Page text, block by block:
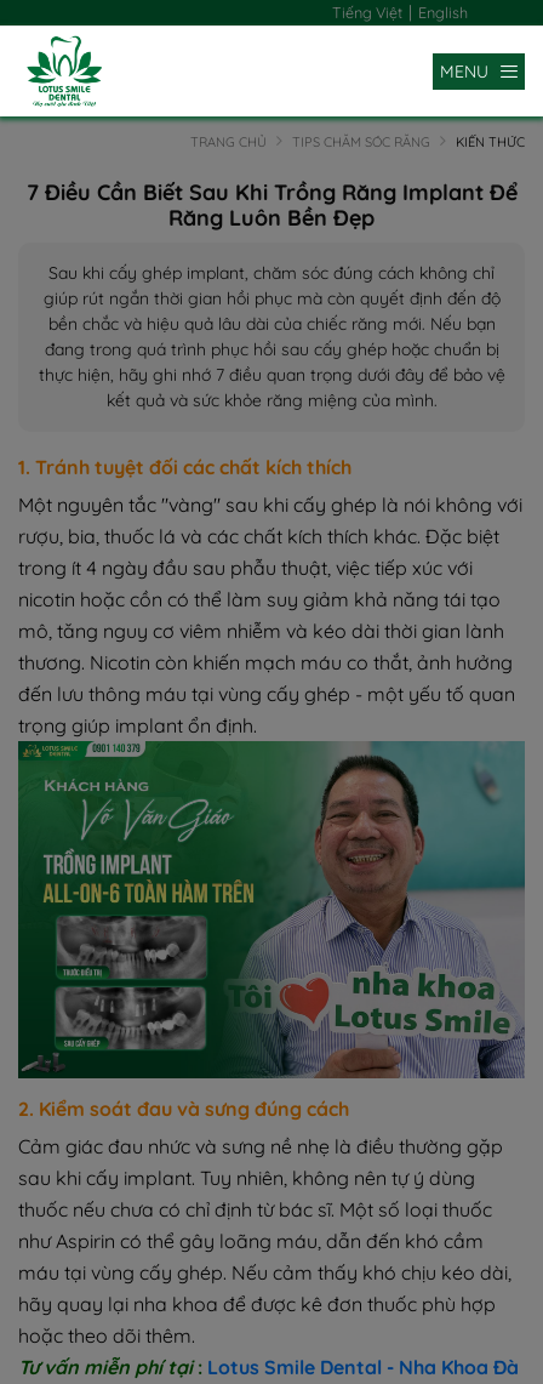
Tiếng Việt | English
MENU
TRANG CHỦ TIPS CHĂM SÓC RĂNG KIẾN THỨC
7 Điều Cần Biết Sau Khi Trồng Răng Implant Để
Răng Luôn Bền Đẹp
Sau khi cấy ghép implant, chăm sóc đúng cách không chỉ
giúp rút ngắn thời gian hồi phục mà còn quyết định đến độ
bền chắc và hiệu quả lâu dài của chiếc răng mới. Nếu bạn
đang trong quá trình phục hồi sau cấy ghép hoặc chuẩn bị
thực hiện, hãy ghi nhớ 7 điều quan trọng dưới đây để bảo vệ
kết quả và sức khỏe răng miệng của mình.
1. Tránh tuyệt đối các chất kích thích
Một nguyên tắc "vàng" sau khi cấy ghép là nói không với
rượu, bia, thuốc lá và các chất kích thích khác. Đặc biệt
trong ít 4 ngày đầu sau phẫu thuật, việc tiếp xúc với
nicotin hoặc cồn có thể làm suy giảm khả năng tái tạo
mô, tăng nguy cơ viêm nhiễm và kéo dài thời gian lành
thương. Nicotin còn khiến mạch máu co thắt, ảnh hưởng
đến lưu thông máu tại vùng cấy ghép - một yếu tố quan
trọng giúp implant ổn định.
2. Kiểm soát đau và sưng đúng cách
Cảm giác đau nhức và sưng nề nhẹ là điều thường gặp
sau khi cấy implant. Tuy nhiên, không nên tự ý dùng
thuốc nếu chưa có chỉ định từ bác sĩ. Một số loại thuốc
như Aspirin có thể gây loãng máu, dẫn đến khó cầm
máu tại vùng cấy ghép. Nếu cảm thấy khó chịu kéo dài,
hãy quay lại nha khoa để được kê đơn thuốc phù hợp
hoặc theo dõi thêm.
Tư vấn miễn phí tại: Lotus Smile Dental - Nha Khoa Đà